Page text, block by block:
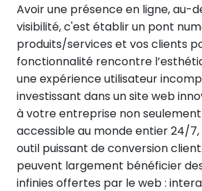
Avoir une présence en ligne, au-
visibilité, c'est établir un pont
produits/services et vos clients
fonctionnalité rencontre
une expérience utilisateur
investissant dans un site web
à votre entreprise non
accessible au monde entier 24/7,
outil puissant de conversion client.
peuvent largement bénéficier
infinies offertes par le web :